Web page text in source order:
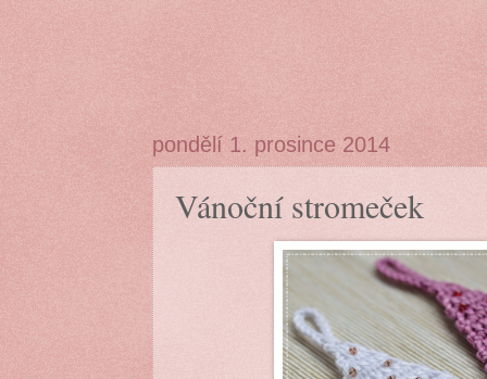
pondělí 1. prosince 2014
Vánoční stromeček